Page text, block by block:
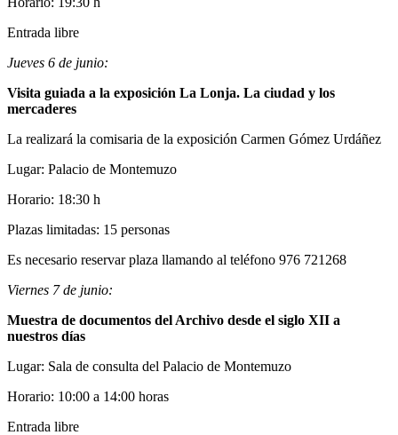
Entrada libre
Jueves 6 de junio:
Visita guiada a la exposición La Lonja. La ciudad y los
mercaderes
La realizará la comisaria de la exposición Carmen Gómez Urdáñez
Lugar: Palacio de Montemuzo
Horario: 18:30 h
Plazas limitadas: 15 personas
Es necesario reservar plaza llamando al teléfono 976 721268
Viernes 7 de junio:
Muestra de documentos del Archivo desde el siglo XII a
nuestros días
Lugar: Sala de consulta del Palacio de Montemuzo
Horario: 10:00 a 14:00 horas
Entrada libre